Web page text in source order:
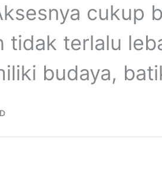
cukup
tidak terlalu
budaya,